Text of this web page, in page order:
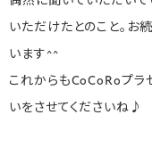
いただけたとのこと。お
います^^
これからもCoCoRoプラ
いをさせてくださいね♪